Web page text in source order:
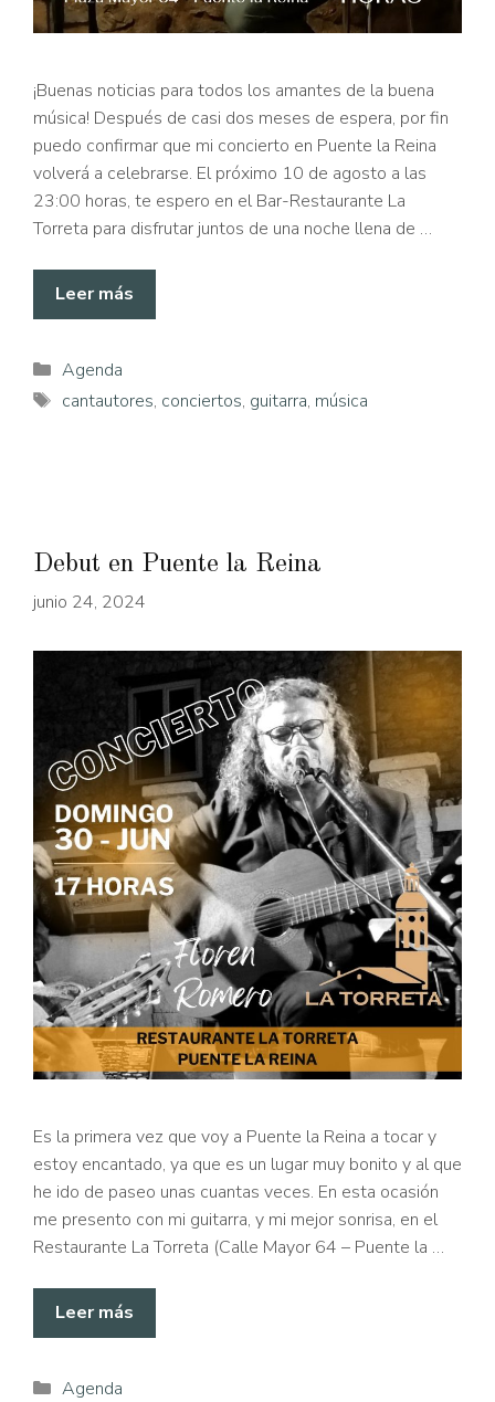
¡Buenas noticias para todos los amantes de la buena
música! Después de casi dos meses de espera, por fin
puedo confirmar que mi concierto en Puente la Reina
volverá a celebrarse. El próximo 10 de agosto a las
23:00 horas, te espero en el Bar-Restaurante La
Torreta para disfrutar juntos de una noche llena de …
Leer más
Categorías
Agenda
Etiquetas
cantautores, conciertos, guitarra, música
Debut en Puente la Reina
junio 24, 2024
Es la primera vez que voy a Puente la Reina a tocar y
estoy encantado, ya que es un lugar muy bonito y al que
he ido de paseo unas cuantas veces. En esta ocasión
me presento con mi guitarra, y mi mejor sonrisa, en el
Restaurante La Torreta (Calle Mayor 64 – Puente la …
Leer más
Categorías
Agenda